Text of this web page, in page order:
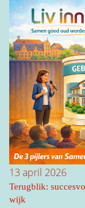
13 april 2026
Terugblik:
wijk